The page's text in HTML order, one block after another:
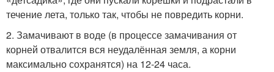
течение лета, только так, чтобы не повредить корни.
2. Замачивают в воде (в процессе замачивания от
корней отвалится вся неудалённая земля, а корни
максимально сохранятся) на 12-24 часа.